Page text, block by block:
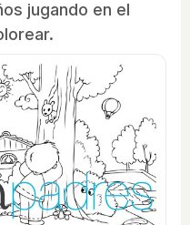
jugando en el